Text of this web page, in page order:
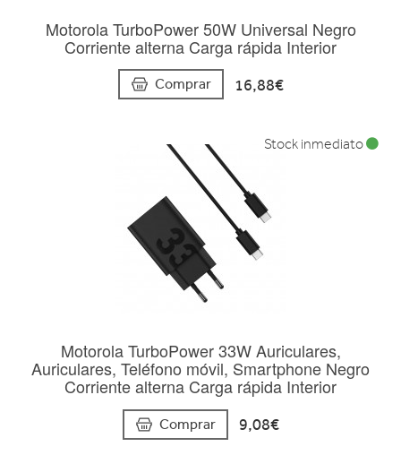
Motorola TurboPower 50W Universal Negro
Corriente alterna Carga rápida Interior
Comprar 16,88€
Motorola TurboPower 33W Auriculares,
Auriculares, Teléfono móvil, Smartphone Negro
Corriente alterna Carga rápida Interior
Comprar 9,08€
Stock inmediato